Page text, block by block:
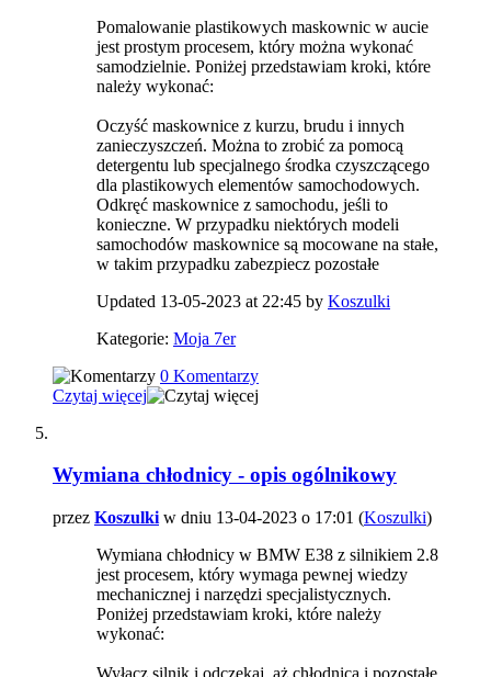
Pomalowanie plastikowych maskownic w aucie
jest prostym procesem, który można wykonać
samodzielnie. Poniżej przedstawiam kroki, które
należy wykonać:
Oczyść maskownice z kurzu, brudu i innych
zanieczyszczeń. Można to zrobić za pomocą
detergentu lub specjalnego środka czyszczącego
dla plastikowych elementów samochodowych.
Odkręć maskownice z samochodu, jeśli to
konieczne. W przypadku niektórych modeli
samochodów maskownice są mocowane na stałe,
w takim przypadku zabezpiecz pozostałe
Updated 13-05-2023 at 22:45 by Koszulki
Kategorie: Moja 7er
0 Komentarzy
Czytaj więcej
Wymiana chłodnicy - opis ogólnikowy
przez Koszulki w dniu 13-04-2023 o 17:01 (Koszulki)
Wymiana chłodnicy w BMW E38 z silnikiem 2.8
jest procesem, który wymaga pewnej wiedzy
mechanicznej i narzędzi specjalistycznych.
Poniżej przedstawiam kroki, które należy
wykonać:
Wyłącz silnik i odczekaj, aż chłodnica i pozostałe